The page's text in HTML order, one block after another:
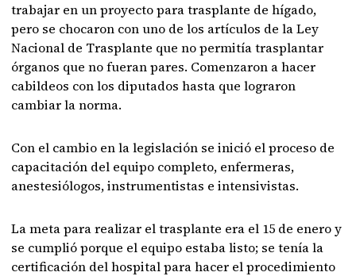
trabajar en un proyecto para trasplante de hígado,
pero se chocaron con uno de los artículos de la Ley
Nacional de Trasplante que no permitía trasplantar
órganos que no fueran pares. Comenzaron a hacer
cabildeos con los diputados hasta que lograron
cambiar la norma.
Con el cambio en la legislación se inició el proceso de
capacitación del equipo completo, enfermeras,
anestesiólogos, instrumentistas e intensivistas.
La meta para realizar el trasplante era el 15 de enero y
se cumplió porque el equipo estaba listo; se tenía la
certificación del hospital para hacer el procedimiento